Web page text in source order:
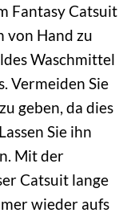
Fantasy Catsuit
von Hand zu
Waschmittel
Vermeiden Sie
geben, da dies
Sie ihn
Mit der
Catsuit lange
wieder aufs